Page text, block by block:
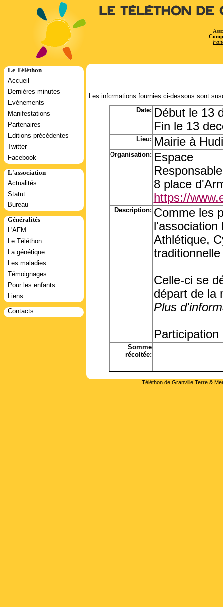
Le Téléthon de
Le Téléthon
Accueil
Dernières minutes
Evénements
Manifestations
Partenaires
Editions précédentes
Twitter
Facebook
L'association
Actualités
Statut
Bureau
Généralités
L'AFM
Le Téléthon
La génétique
Les maladies
Témoignages
Pour les enfants
Liens
Contacts
Les informations fournies ci-dessous sont
Date: Début le 13
Fin le 13
Lieu: Mairie à
Organisation: Espace
8 place
https://
Description: Comme les
l'association
Athlétique,
Celle-ci se
départ de la
Plus
Participation
Somme
récoltée:
Téléthon de Granville Terre &